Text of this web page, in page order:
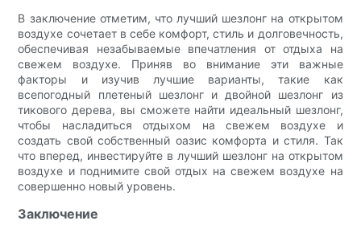
В заключение отметим, что лучший шезлонг на открытом
воздухе сочетает в себе комфорт, стиль и долговечность,
обеспечивая незабываемые впечатления от отдыха на
свежем воздухе. Приняв во внимание эти важные
факторы и изучив лучшие варианты, такие как
всепогодный плетеный шезлонг и двойной шезлонг из
тикового дерева, вы сможете найти идеальный шезлонг,
чтобы насладиться отдыхом на свежем воздухе и
создать свой собственный оазис комфорта и стиля. Так
что вперед, инвестируйте в лучший шезлонг на открытом
воздухе и поднимите свой отдых на свежем воздухе на
совершенно новый уровень.
Заключение